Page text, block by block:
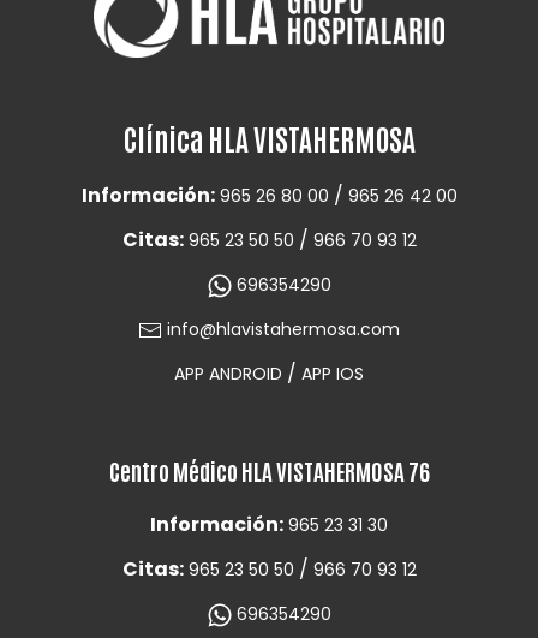
Clínica HLA VISTAHERMOSA
Información: 965 26 80 00 / 965 26 42 00
Citas: 965 23 50 50 / 966 70 93 12
696354290
info@hlavistahermosa.com
APP ANDROID / APP IOS
Centro Médico HLA VISTAHERMOSA 76
Información: 965 23 31 30
Citas: 965 23 50 50 / 966 70 93 12
696354290